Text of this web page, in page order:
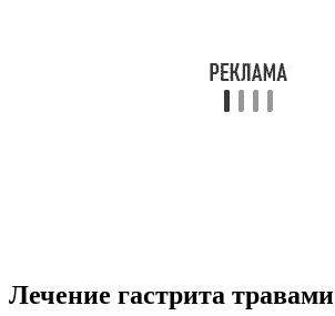
Лечение гастрита травами